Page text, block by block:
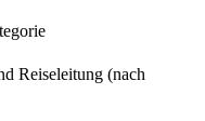
Reiseleitung (nach